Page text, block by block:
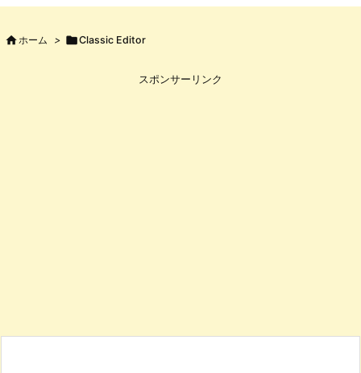
 ホーム > Classic Editor
スポンサーリンク